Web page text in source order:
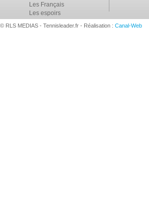
Les Français
Les espoirs
© RLS MEDIAS - Tennisleader.fr - Réalisation : Canal-Web